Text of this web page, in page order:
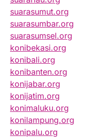
suarasumut.org
suarasumbar.org
suarasumsel.org
konibekasi.org
konibali.org
konibanten.org
konijabar.org
konijatim.org
konimaluku.org
konilampung.org
konipalu.org